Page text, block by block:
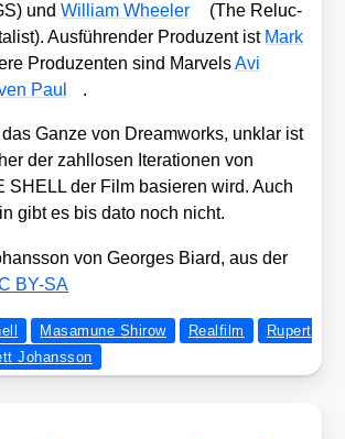
undWil­liam Whee­ler (The Reluc­
). Aus­füh­ren­der Pro­du­zent ist Mark
Pro­du­zen­ten sind Mar­velsAvi
Paul .
Gan­ze von Dream­works, unklar ist
der zahl­lo­sen Ite­ra­tio­nen von
SHELL der Film basie­ren wird. Auch
gibt es bis dato noch nicht.
von Geor­ges Biard, aus der
BY-SA
Masamune Shirow Realfilm
Rupert
Johansson